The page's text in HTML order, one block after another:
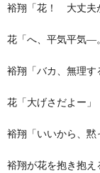
裕翔「花！ 大丈夫
花「へ、平気平気―
裕翔「バカ、無理す
花「大げさだよー」
裕翔「いいから、黙
裕翔が花を抱き抱え